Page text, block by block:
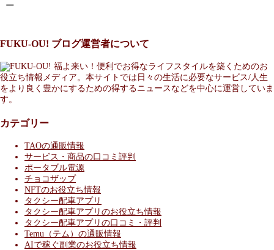
ー
FUKU-OU! ブログ運営者について
福よ来い！便利でお得なライフスタイルを築くためのお
役立ち情報メディア。本サイトでは日々の生活に必要なサービス/人生
をより良く豊かにするための得するニュースなどを中心に運営していま
す。
カテゴリー
TAOの通販情報
サービス・商品の口コミ評判
ポータブル電源
チョコザップ
NFTのお役立ち情報
タクシー配車アプリ
タクシー配車アプリのお役立ち情報
タクシー配車アプリの口コミ・評判
Temu（テム）の通販情報
AIで稼ぐ副業のお役立ち情報